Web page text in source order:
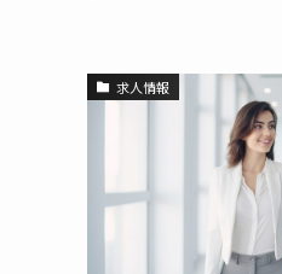
求人情報